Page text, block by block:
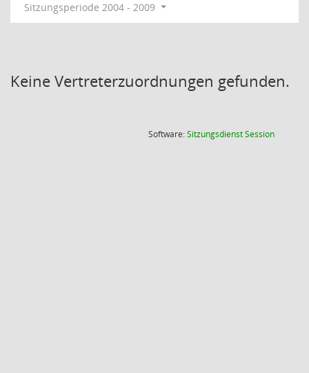
Sitzungsperiode 2004 - 2009
Keine Vertreterzuordnungen gefunden.
Software:SitzungsdienstSession(Wird in